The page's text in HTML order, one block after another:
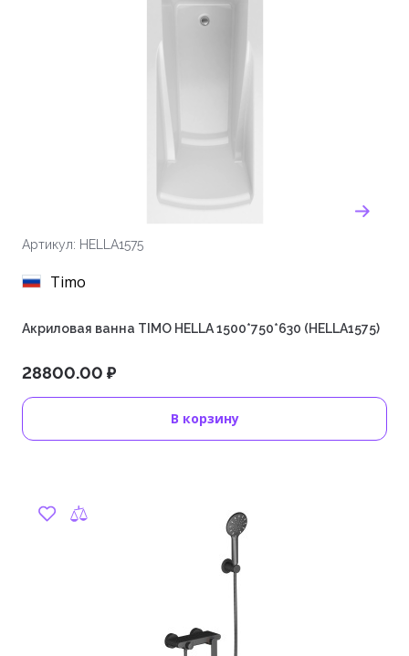
Артикул: HELLA1575
Timo
Акриловая ванна TIMO HELLA 1500*750*630 (HELLA1575)
28800.00 ₽
В корзину